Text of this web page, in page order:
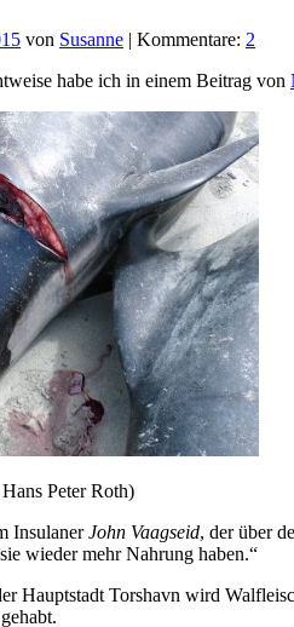
von Susanne | Kommentare: 2
habe ich in einem Beitrag von
Peter Roth)
InsulanerJohn Vaagseid, der über
wieder mehr Nahrung haben.“
Hauptstadt Torshavn wird